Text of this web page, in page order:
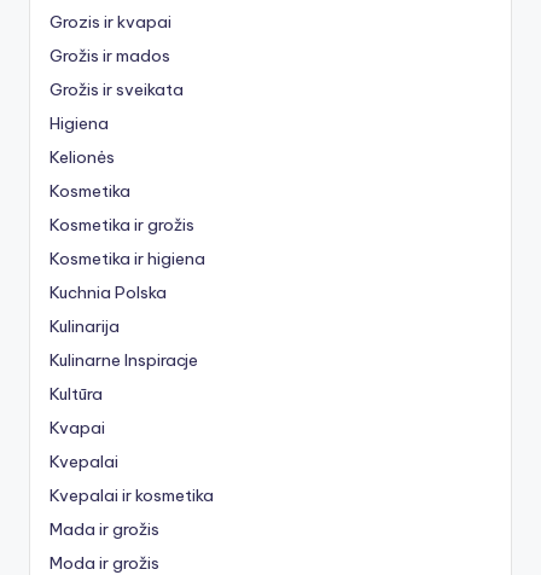
Grozis ir kvapai
Grožis ir mados
Grožis ir sveikata
Higiena
Kelionės
Kosmetika
Kosmetika ir grožis
Kosmetika ir higiena
Kuchnia Polska
Kulinarija
Kulinarne Inspiracje
Kultūra
Kvapai
Kvepalai
Kvepalai ir kosmetika
Mada ir grožis
Moda ir grožis